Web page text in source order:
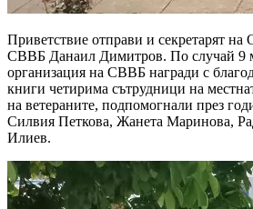
Приветствие отправи и секретарят на
СВВБ Данаил Димитров. По случай 9
организация на СВВБ награди с
книги четирима сътрудници на
на ветераните, подпомогнали през
Силвия Петкова, Жанета Маринова,
Илиев.